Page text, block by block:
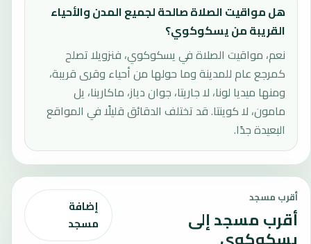
هل مواقيت الصلاة صالحة لجميع المدن والأحياء
القريبة من يسكوكوي؟
نعم، مواقيت الصلاة في يسكوكوي، فنزويلا تصلح
كمرجع عام للمدينة وما حولها من أحياء وقرى قريبة،
ومنها ميديا لونا، لا جاريتا، جوان دياز، ماكارينا، يل
مامون، لا كوينتا. قد تختلف الدقائق قليلًا في المواقع
البعيدة جدًا.
أقرب مسجد
أقرب مسجد إلى
إضافة
مسجد